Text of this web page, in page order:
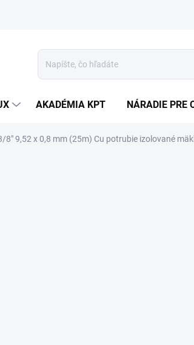
AKADÉMIA KPT NÁRADIE PRE
8" 9,52 x 0,8 mm (25m) Cu potrubie izolované